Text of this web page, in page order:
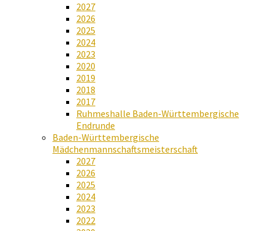
2027
2026
2025
2024
2023
2020
2019
2018
2017
Ruhmeshalle Baden-Württembergische
Endrunde
Baden-Württembergische
Mädchenmannschaftsmeisterschaft
2027
2026
2025
2024
2023
2022